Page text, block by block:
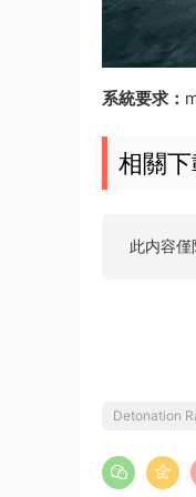
系統要求：
相關下
此内容
Detonation